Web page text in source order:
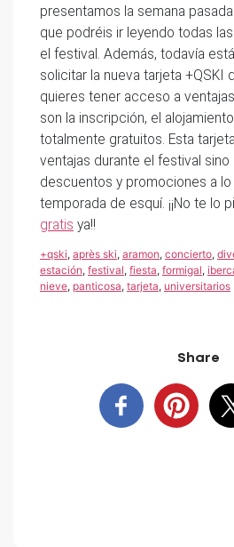
presentamos la semana
que podréis ir leyendo todas
el festival. Además, todavía
solicitar la nueva tarjeta +QSKI
quieres tener acceso a
son la inscripción, el
totalmente gratuitos. Esta
ventajas durante el festival sino
descuentos y promociones a
temporada de esquí. ¡¡No te lo
gratis ya!!
+qski, après ski, aramon, concierto,
estación, festival, fiesta, formigal,
nieve, panticosa, tarjeta, universitarios
Share